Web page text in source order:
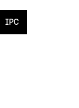
IPC